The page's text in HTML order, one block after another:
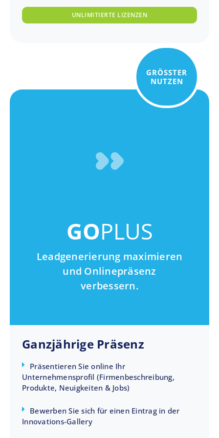
UNLIMITIERTE LIZENZEN
GRÖSSTER
NUTZEN
GOPLUS
Leadgenerierung maximieren
und Onlinepräsenz
verbessern.
Ganzjährige Präsenz
Präsentieren Sie online Ihr
Unternehmensprofil (Firmenbeschreibung,
Produkte, Neuigkeiten & Jobs)
Bewerben Sie sich für einen Eintrag in der
Innovations-Gallery